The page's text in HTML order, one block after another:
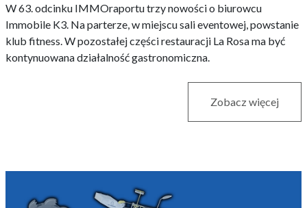
W 63. odcinku IMMOraportu trzy nowości o biurowcu
Immobile K3. Na parterze, w miejscu sali eventowej, powstanie
klub fitness. W pozostałej części restauracji La Rosa ma być
kontynuowana działalność gastronomiczna.
Zobacz więcej